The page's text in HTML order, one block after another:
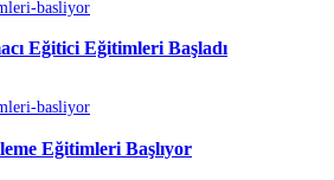
Eğitici Eğitimleri Başladı
Eğitimleri Başlıyor